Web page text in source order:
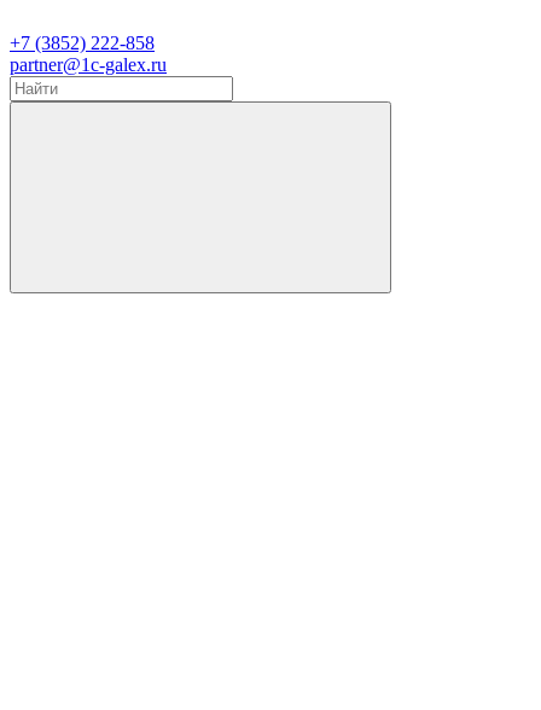
+7 (3852) 222-858
partner@1c-galex.ru